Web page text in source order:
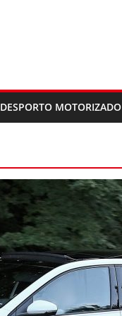
DESPORTO MOTORIZADO